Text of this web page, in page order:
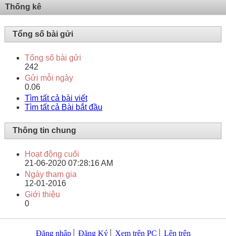
Thống kê
Tổng số bài gửi
Tổng số bài gửi
242
Gửi mỗi ngày
0.06
Tìm tất cả bài viết
Tìm tất cả Bài bắt đầu
Thông tin chung
Hoạt động cuối
21-06-2020 07:28:16 AM
Ngày tham gia
12-01-2016
Giới thiệu
0
Đăng nhập Đăng Ký Xem trên PC Lên trên